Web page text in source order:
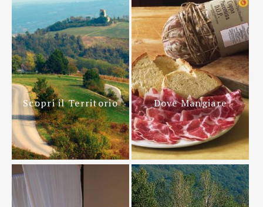
Scopri il Territorio Dove Mangiare